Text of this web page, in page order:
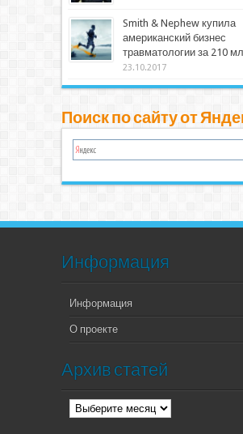
Smith & Nephew купила
американский бизнес
травматологии за 210
23.10.2017
Поиск по сайту от
Информация
Информация
О проекте
Архив статей
Архив
статей